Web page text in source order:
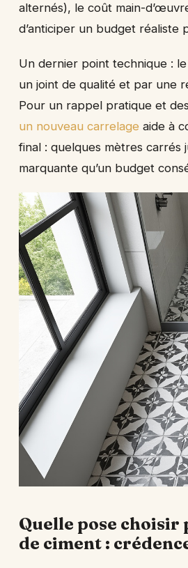
alternés), le coût main-
d’anticiper un budget réaliste
Un dernier point technique :
un joint de qualité et par une
Pour un rappel pratique et
un nouveau carrelage aide à
final : quelques mètres carrés
marquante qu’un budget
Quelle pose
de ciment :